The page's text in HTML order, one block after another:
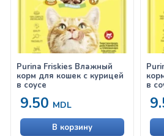
Purina Friskies Влажный
корм для кошек с курицей
в соусе
9.50 MDL
В корзину
корм
в